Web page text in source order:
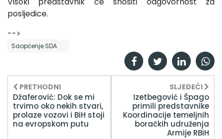
posljedice.
-->
Saopćenje SDA
PRETHODNI
Džaferović: Dok se mi
trvimo oko nekih stvari,
prolaze vozovi i BiH stoji
na evropskom putu
SLJEDEĆI
Izetbegović i Špago
primili predstavnike
Koordinacije temeljnih
boračkih udruženja
Armije RBiH